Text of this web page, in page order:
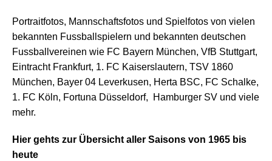
Portraitfotos, Mannschaftsfotos und Spielfotos von vielen
bekannten Fussballspielern und bekannten deutschen
Fussballvereinen wie FC Bayern München, VfB Stuttgart,
Eintracht Frankfurt, 1. FC Kaiserslautern, TSV 1860
München, Bayer 04 Leverkusen, Herta BSC, FC Schalke,
1. FC Köln, Fortuna Düsseldorf, Hamburger SV und viele
mehr.
Hier gehts zur Übersicht aller Saisons von 1965 bis
heute